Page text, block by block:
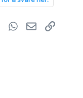
Tumblr WhatsApp
E-postLink